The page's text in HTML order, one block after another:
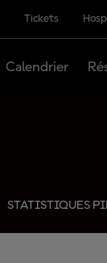
Tickets
Calendrier
STATISTIQUES